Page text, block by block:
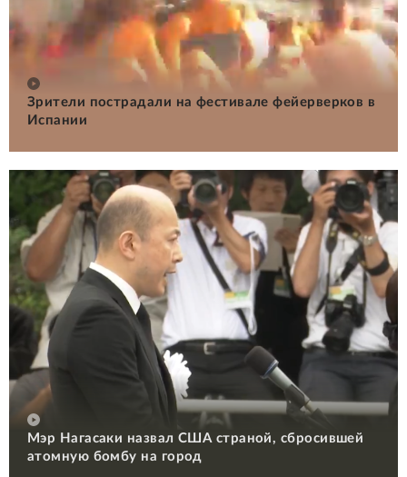
Зрители пострадали на фестивале фейерверков в
Испании
Мэр Нагасаки назвал США страной, сбросившей
атомную бомбу на город